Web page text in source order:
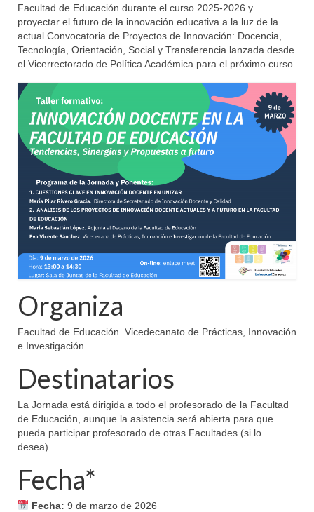
Facultad de Educación durante el curso 2025-2026 y
proyectar el futuro de la innovación educativa a la luz de la
actual Convocatoria de Proyectos de Innovación: Docencia,
Tecnología, Orientación, Social y Transferencia lanzada desde
el Vicerrectorado de Política Académica para el próximo curso.
Organiza
Facultad de Educación. Vicedecanato de Prácticas, Innovación
e Investigación
Destinatarios
La Jornada está dirigida a todo el profesorado de la Facultad
de Educación, aunque la asistencia será abierta para que
pueda participar profesorado de otras Facultades (si lo
desea).
Fecha*
Fecha: 9 de marzo de 2026